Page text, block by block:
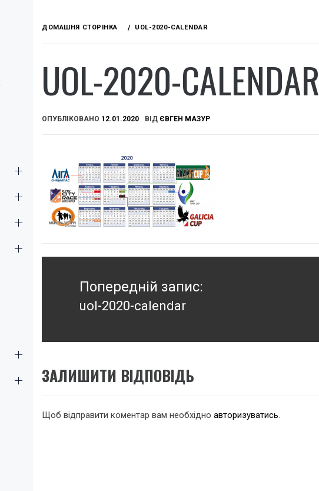
ДОМАШНЯ СТОРІНКА UOL-2020-CALENDAR
UOL-2020-CALENDAR
ОПУБЛІКОВАНО 12.01.2020 ВІД ЄВГЕН МАЗУР
Навігація
записівПопередній запис:
Попередній
uol-2020-calendar
ЗАЛИШИТИ ВІДПОВІДЬ
Щоб відправити коментар вам необхідно авторизуватись